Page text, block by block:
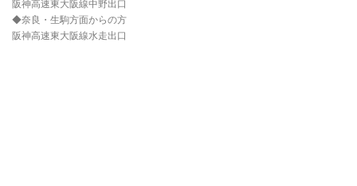
阪神高速東大阪線中野出口
◆奈良・生駒方面からの方
阪神高速東大阪線水走出口